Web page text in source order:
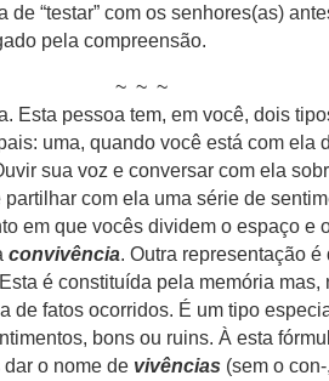
de “testar” com os senhores(as)
pela compreensão.
~ ~ ~
Esta pessoa tem, em você, dois
uma, quando você está com ela
sua voz e conversar com ela
com ela uma série de
em que vocês dividem o espaço e
convivência. Outra representação é
é constituída pela memória mas,
de fatos ocorridos. É um tipo
bons ou ruins. À esta
o nome de vivências (sem o